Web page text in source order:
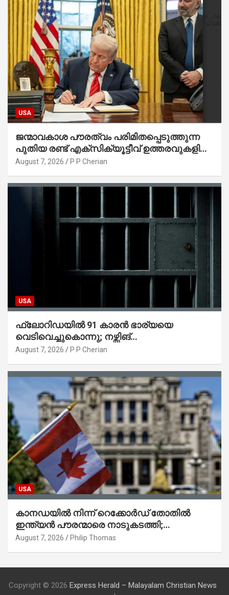
USA
ജന്മാവകാശ പൗരത്വം പരിമിതപ്പെടുത്തുന്ന
പുതിയ രണ്ട് എക്സിക്യൂട്ടീവ് ഉത്തരവുകളിൽ
ട്രംപ് ഒപ്പുവെച്ചു
August 7, 2026 P P Cherian
USA
ഫ്ലോറിഡയിൽ 91 കാരൻ ഭാര്യയെ
വെടിവെച്ചുകൊന്നു; നഴ്സിങ്
ഹോമിലാക്കില്ലെന്ന് നൽകിയ വാഗ്ദാനം
August 7, 2026 P P Cherian
USA
കാനഡയിൽ നിന്ന് റെക്കോർഡ് തോതിൽ
ഇന്ത്യൻ പൗരന്മാരെ നാടുകടത്തി;
ആറുമാസത്തിനിടെ 3,323 പേർ
August 7, 2026 Philip Thomas
Copyright © 2026 Express Herald – Malayalam Christian News